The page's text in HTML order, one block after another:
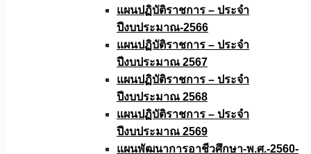
แผนปฏิบัติราชการ – ประจำ
ปีงบประมาณ-2566
แผนปฏิบัติราชการ – ประจำ
ปีงบประมาณ 2567
แผนปฏิบัติราชการ – ประจำ
ปีงบประมาณ 2568
แผนปฏิบัติราชการ – ประจำ
ปีงบประมาณ 2569
แผนพัฒนาการอาชีวศึกษา-พ.ศ.-2560-